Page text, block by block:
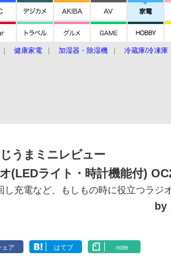
健康家電 加湿器・除湿機 冷蔵庫/冷凍庫
うまミニレビュー
(LEDライト・時計機能付)
し充電など、もしもの時に役立つラジ
by
ェア はてブ note